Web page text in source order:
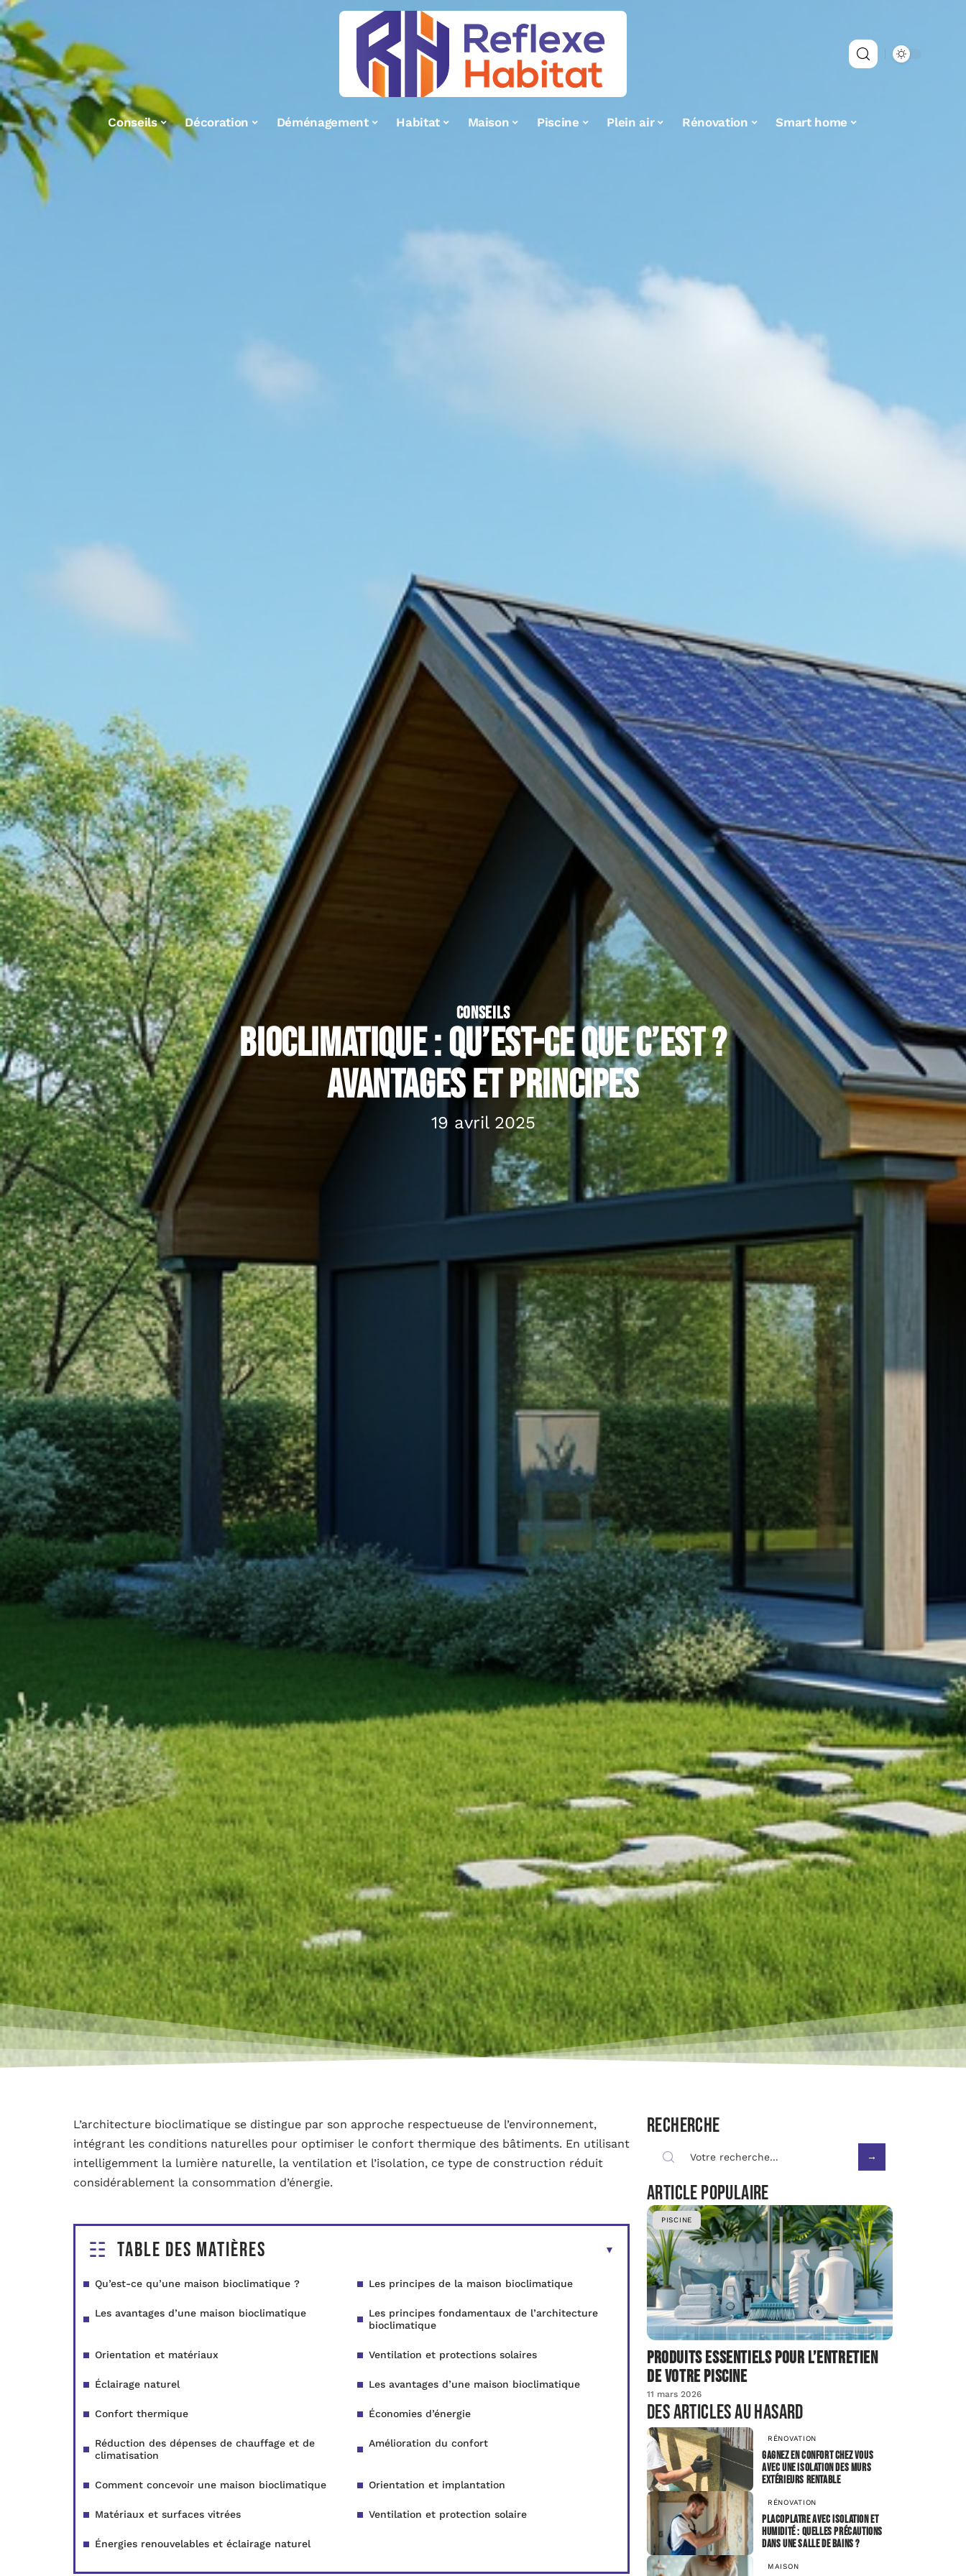
Conseils Décoration Déménagement Habitat Maison Piscine Plein air Rénovation Smart home
CONSEILS
Bioclimatique : Qu’est-ce que c’est ?
Avantages et principes
19 avril 2025
L’architecture bioclimatique se distingue par son approche respectueuse de l’environnement,
intégrant les conditions naturelles pour optimiser le confort thermique des bâtiments. En utilisant
intelligemment la lumière naturelle, la ventilation et l’isolation, ce type de construction réduit
considérablement la consommation d’énergie.
Table des matières
Qu’est-ce qu’une maison bioclimatique ? Les principes de la maison bioclimatique
Les avantages d’une maison bioclimatique
Les principes fondamentaux de l’architecture
bioclimatique
Orientation et matériaux Ventilation et protections solaires
Éclairage naturel Les avantages d’une maison bioclimatique
Confort thermique Économies d’énergie
Réduction des dépenses de chauffage et de
climatisation
Amélioration du confort
Comment concevoir une maison bioclimatique Orientation et implantation
Matériaux et surfaces vitrées Ventilation et protection solaire
Énergies renouvelables et éclairage naturel
Recherche
Article populaire
PISCINE
Produits essentiels pour l’entretien
de votre piscine
11 mars 2026
Des articles au hasard
RÉNOVATION
Gagnez en confort chez vous
avec une isolation des murs
extérieurs rentable
RÉNOVATION
Placoplatre avec isolation et
humidité : quelles précautions
dans une salle de bains ?
MAISON